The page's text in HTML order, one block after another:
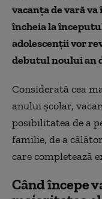
vacanța de vară va
încheia la
adolescenții vor
debutul noului an
Considerată cea
anului școlar,
posibilitatea de a
familie, de a
care completează
Când începe